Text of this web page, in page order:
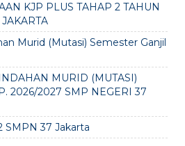
KJP PLUS TAHAP 2 TAHUN
Murid (Mutasi) Semester Ganjil
MURID (MUTASI)
2026/2027 SMP NEGERI 37
SMPN 37 Jakarta